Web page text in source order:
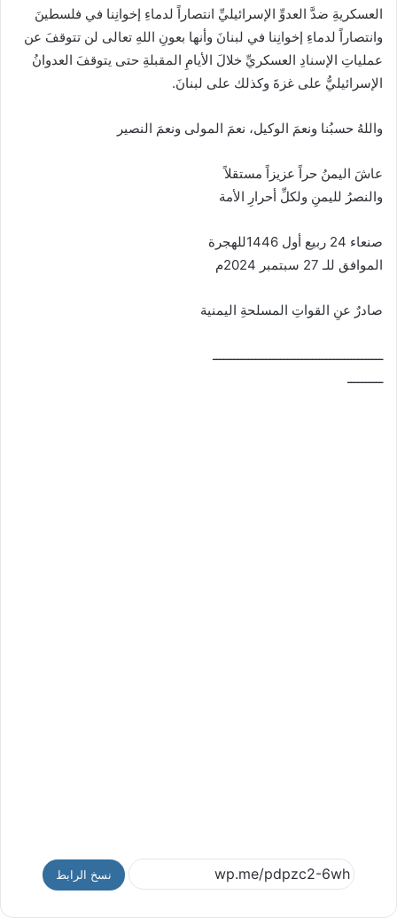
العسكريةِ ضدَّ العدوِّ الإسرائيليِّ انتصاراً لدماءِ إخوانِنا في فلسطينَ
وانتصاراً لدماءِ إخوانِنا في لبنانَ وأنها بعونِ اللهِ تعالى لن تتوقفَ عن
عملياتِ الإسنادِ العسكريِّ خلالَ الأيامِ المقبلةِ حتى يتوقفَ العدوانُ
الإسرائيليُّ على غزةَ وكذلك على لبنانَ.
واللهُ حسبُنا ونعمَ الوكيل، نعمَ المولى ونعمَ النصير
عاشَ اليمنُ حراً عزيزاً مستقلاً
والنصرُ لليمنِ ولكلِّ أحرارِ الأمة
صنعاء 24 ربيع أول 1446للهجرة
الموافق للـ 27 سبتمبر 2024م
صادرٌ عنِ القواتِ المسلحةِ اليمنية
ــــــــــــــــــــــــــــــــــــــــــــــــ
ــــــــــ
نسخ الرابط